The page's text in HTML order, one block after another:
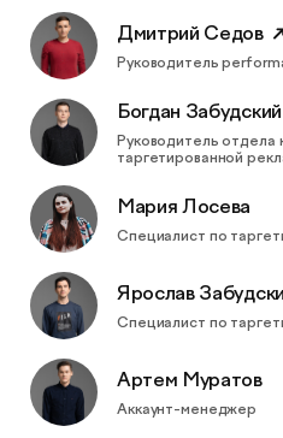
UX-тестирование интернет-
и приложений с респондентами
Глубинные интервью с
Создание AI-креативов
Правовой аудит сайта
Оптимизация скорости
Интеграция и поддержка
КОНТАКТЫ
ПРЕДЛОЖЕНИЕ ДЛЯ
РЕФЕРАЛЬНАЯ ПРОГРАММА
Дмитрий Седов
Руководитель
Богдан Забудский
Руководитель отдела
таргетированной
Мария Лосева
Специалист по
Ярослав
Специалист по
Артем Муратов
Аккаунт-менеджер